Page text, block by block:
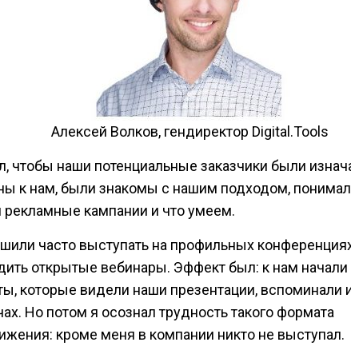
Алексей Волков, гендиректор Digital.Tools
чтобы наши потенциальные заказчики были
к нам, были знакомы с нашим подходом,
кампании и что умеем.
часто выступать на профильных
открытые вебинары. Эффект был: к нам начали
которые видели наши презентации, вспоминали
Но потом я осознал трудность такого формата
кроме меня в компании никто не выступал.